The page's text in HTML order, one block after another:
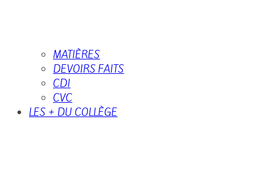
MATIÈRES
DEVOIRS FAITS
CDI
CVC
LES + DU COLLÈGE